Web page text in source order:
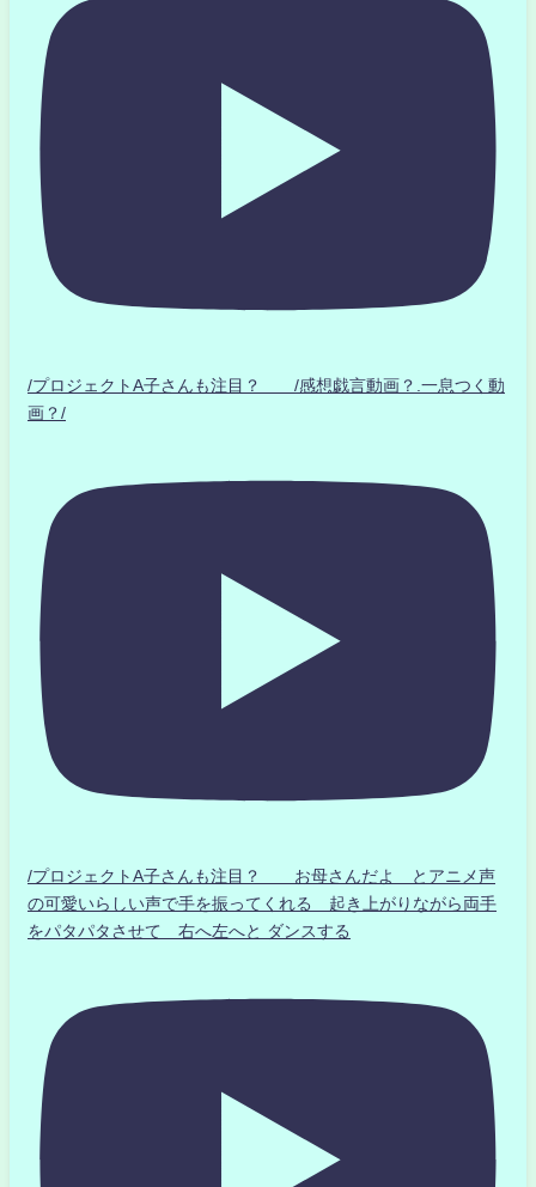
/プロジェクトA子さんも注目？ /感想戯言動画？.一息つく動
画？/
/プロジェクトA子さんも注目？ お母さんだよ とアニメ声
の可愛いらしい声で手を振ってくれる 起き上がりながら両手
をパタパタさせて 右へ左へと ダンスする